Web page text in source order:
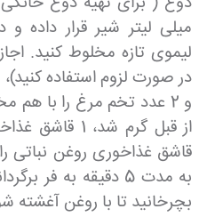
و 2 عدد تخم مرغ را با هم
قاشق غذاخوری روغن نباتی
به مدت 5 دقیقه به فر
بچرخانید تا با روغن آغشته